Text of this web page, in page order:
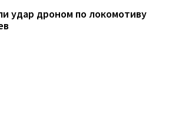
удар дроном по локомотиву